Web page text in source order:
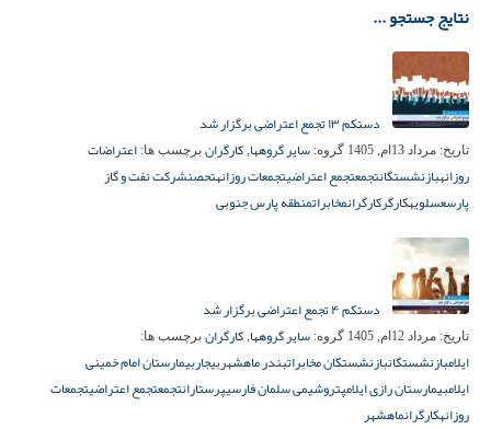
نتایج جستجو ...
دستکم ۱۳ تجمع اعتراضی برگزار شد
تاریخ: مرداد 13ام, 1405 گروه: سایر گروهها, کارگران برچسب ها: اعتراضات
روزانهبازنشستگانتجمعتجمع اعتراضیتجمعات روزانهتحصنشرکت نفت و گاز
پارسعسلویهکارگرکارگرانمخابراتمنطقه پارس جنوبی
دستکم ۴ تجمع اعتراضی برگزار شد
تاریخ: مرداد 12ام, 1405 گروه: سایر گروهها, کارگران برچسب ها:
ایلامبازنشستگانبازنشستگان مخابراتبندر ماهشهربیجاربیمارستان امام خمینی
ایلامبیمارستان رازی ایلامپتروشیمی سلمان فارسیپرستارانتجمعتجمع اعتراضیتجمعات
روزانهکارگرانماهشهر